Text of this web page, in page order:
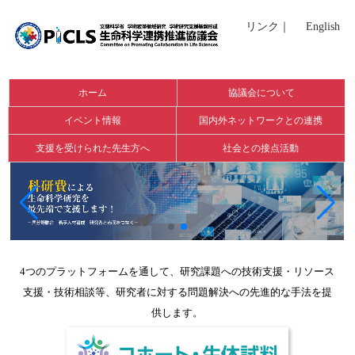
リンク English
ホーム 協議会について
イベント情報 国内外ネットワークとの連携
支援を受けられた先生方へ 社会との接点活動
4つのプラットフォームを通して、研究課題への技術支援・リソース
支援・技術相談等、研究者に対する問題解決への先進的な手法を提
供します。